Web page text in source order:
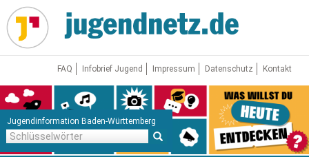
Direkt
zum
Inhalt
FAQ Infobrief Jugend Impressum Datenschutz Kontakt
Jugendinformation Baden-Württemberg